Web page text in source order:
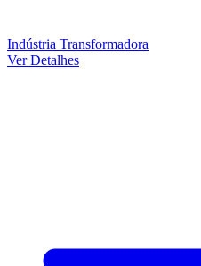
Indústria Transformadora
Ver Detalhes